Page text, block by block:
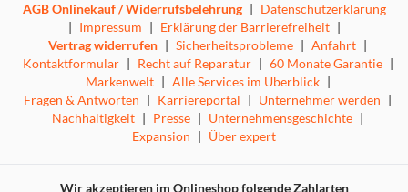
AGB Onlinekauf / Widerrufsbelehrung | Datenschutzerklärung
| Impressum | Erklärung der Barrierefreiheit |
Vertrag widerrufen | Sicherheitsprobleme | Anfahrt |
Kontaktformular | Recht auf Reparatur | 60 Monate Garantie |
Markenwelt | Alle Services im Überblick |
Fragen & Antworten | Karriereportal | Unternehmer werden |
Nachhaltigkeit | Presse | Unternehmensgeschichte |
Expansion | Über expert
Wir akzeptieren im Onlineshop folgende Zahlarten